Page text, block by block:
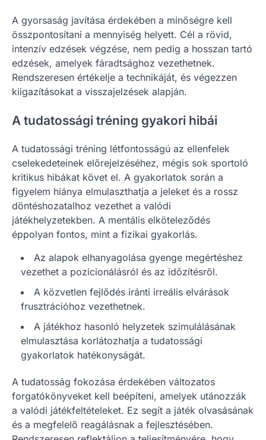
A gyorsaság javítása érdekében a minőségre kell
összpontosítani a mennyiség helyett. Cél a rövid,
intenzív edzések végzése, nem pedig a hosszan tartó
edzések, amelyek fáradtsághoz vezethetnek.
Rendszeresen értékelje a technikáját, és végezzen
kiigazításokat a visszajelzések alapján.
A tudatossági tréning gyakori hibái
A tudatossági tréning létfontosságú az ellenfelek
cselekedeteinek előrejelzéséhez, mégis sok sportoló
kritikus hibákat követ el. A gyakorlatok során a
figyelem hiánya elmulaszthatja a jeleket és a rossz
döntéshozatalhoz vezethet a valódi
játékhelyzetekben. A mentális elköteleződés
éppolyan fontos, mint a fizikai gyakorlás.
Az alapok elhanyagolása gyenge megértéshez
vezethet a pozicionálásról és az időzítésről.
A közvetlen fejlődés iránti irreális elvárások
frusztrációhoz vezethetnek.
A játékhoz hasonló helyzetek szimulálásának
elmulasztása korlátozhatja a tudatossági
gyakorlatok hatékonyságát.
A tudatosság fokozása érdekében változatos
forgatókönyveket kell beépíteni, amelyek utánozzák
a valódi játékfeltételeket. Ez segít a játék olvasásának
és a megfelelő reagálásnak a fejlesztésében.